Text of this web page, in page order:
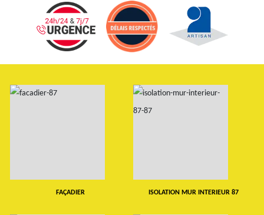
FAÇADIER ISOLATION MUR INTERIEUR 87